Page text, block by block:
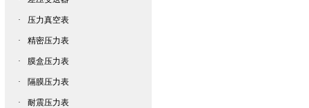
· 压力真空表
· 精密压力表
· 膜盒压力表
· 隔膜压力表
· 耐震压力表